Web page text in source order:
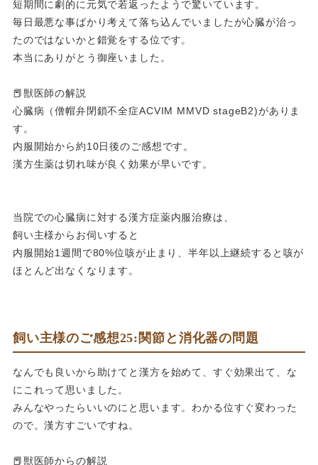
短期間に劇的に元気で若返ったようで驚いています。
毎日最悪な事ばかり考えて落ち込んでいましたが心臓が治っ
たのではないかと錯覚をする位です。
本当にありがとう御座いました。
📕獣医師の解説
心臓病（僧帽弁閉鎖不全症ACVIM MMVD stageB2)がありま
す。
内服開始から約10日後のご感想です。
漢方生薬は切れ味が良く効果が早いです。
当院での心臓病に対する漢方症薬内服治療は、
飼い主様からお伺いすると
内服開始1週間で80%位咳が止まり、半年以上継続すると咳が
ほとんど出なくなります。
飼い主様のご感想25:関節と消化器の問題
なんでも良いから助けてと漢方を始めて、すぐ効果出て、な
にこれって思いました。
みんなやったらいいのにと思います。わかる位すぐ変わった
ので。漢方すごいですね。
📕獣医師からの解説